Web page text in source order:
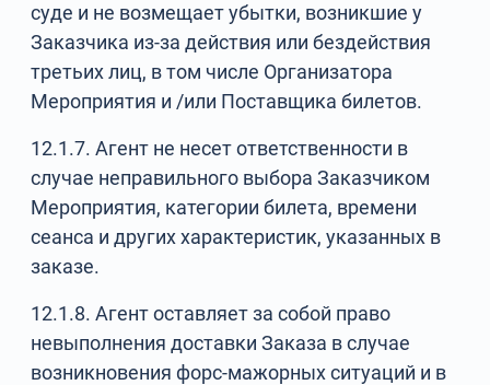
суде и не возмещает убытки, возникшие у
Заказчика из-за действия или бездействия
третьих лиц, в том числе Организатора
Мероприятия и /или Поставщика билетов.
12.1.7. Агент не несет ответственности в
случае неправильного выбора Заказчиком
Мероприятия, категории билета, времени
сеанса и других характеристик, указанных в
заказе.
12.1.8. Агент оставляет за собой право
невыполнения доставки Заказа в случае
возникновения форс-мажорных ситуаций и в